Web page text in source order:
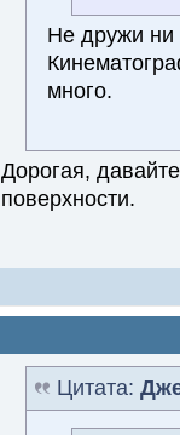
Не дружи ни
много.
Дорогая,
поверхности.
Цитата: